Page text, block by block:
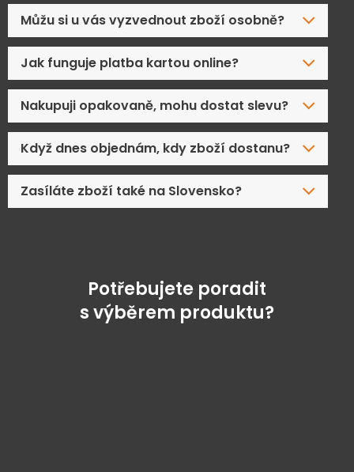
Můžu si u vás vyzvednout zboží osobně?
Jak funguje platba kartou online?
Nakupuji opakovaně, mohu dostat slevu?
Když dnes objednám, kdy zboží dostanu?
Zasíláte zboží také na Slovensko?
Potřebujete poradit
s výběrem produktu?